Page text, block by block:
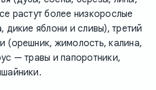
растут более низкорослые
дикие яблони и сливы), третий
(орешник, жимолость, калина,
— травы и папоротники,